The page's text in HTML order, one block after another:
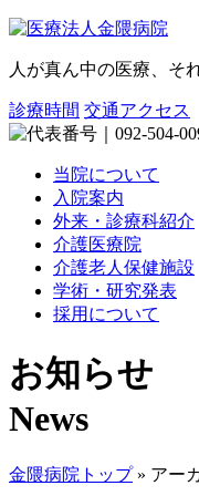
人が真ん中の医療、そ
診療時間 交通アクセス
当院について
入院案内
外来・診療科紹介
介護医療院
介護老人保健施設
学術・研究発表
採用について
お知らせ
News
金隈病院トップ» アー